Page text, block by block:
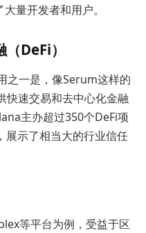
量开发者和用户。
DeFi）
之一是，像Serum这样的
快速交易和去中心化金融
主办超过350个DeFi项
展示了相当大的行业信任
等平台为例，受益于区